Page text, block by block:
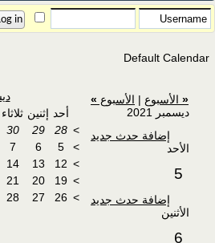
Default Calendar
« الأسبوع | الأسبوع »
ديسمبر 2021
إضافة حدث جديد
الأحد
5
إضافة حدث جديد
الأثنين
6
أحد إثنين ثلاثاء
>
28
29
30
>
5
6
7
>
12
13
14
>
19
20
21
>
26
27
28